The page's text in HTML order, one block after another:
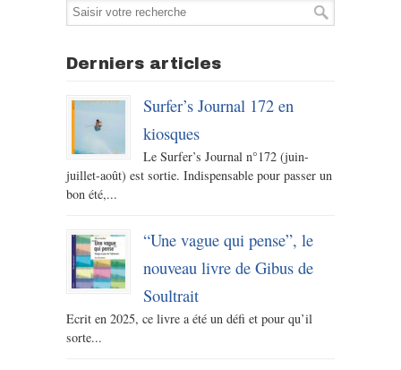
Derniers articles
Surfer’s Journal 172 en
kiosques
Le Surfer’s Journal n°172 (juin-
juillet-août) est sortie. Indispensable pour passer un
bon été,...
“Une vague qui pense”, le
nouveau livre de Gibus de
Soultrait
Ecrit en 2025, ce livre a été un défi et pour qu’il
sorte...